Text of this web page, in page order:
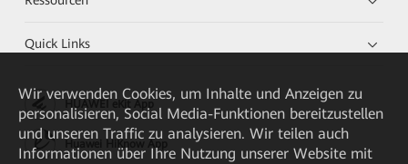
Quick Links
HUAWEI eKit App
Huawei HiKnow App
Wir verwenden Cookies, um Inhalte und Anzeigen zu
personalisieren, Social Media-Funktionen bereitzustellen
und unseren Traffic zu analysieren. Wir teilen auch
Informationen über Ihre Nutzung unserer Website mit